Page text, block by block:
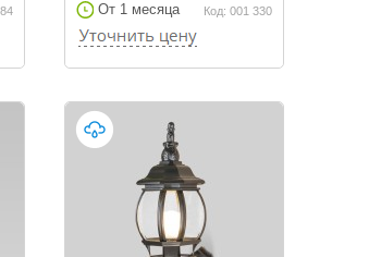
От 1 месяца Код: 001 330